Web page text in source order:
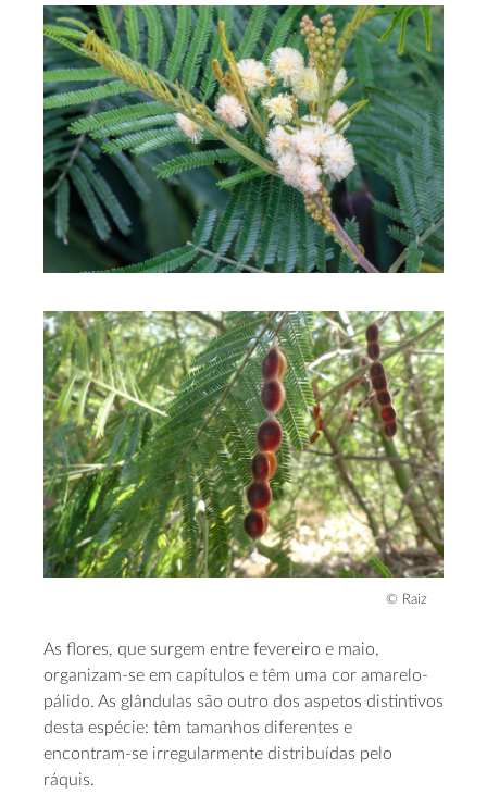
© Raiz
As flores, que surgem entre fevereiro e maio,
organizam-se em capítulos e têm uma cor amarelo-
pálido. As glândulas são outro dos aspetos distintivos
desta espécie: têm tamanhos diferentes e
encontram-se irregularmente distribuídas pelo
ráquis.